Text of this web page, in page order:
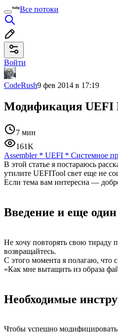
Все потоки
Войти
CodeRush9 фев 2014 в 17:19
Модификация UEFI
7 мин
161K
Assembler* UEFI * Системное
В этой статье я постараюсь
утилите UEFITool свет еще не
Если тема вам интересна —
Введение и еще один
Не хочу повторять свою тираду
возвращайтесь.
С этого момента я полагаю, что
«Как мне вытащить из образа
Необходимые
Чтобы успешно